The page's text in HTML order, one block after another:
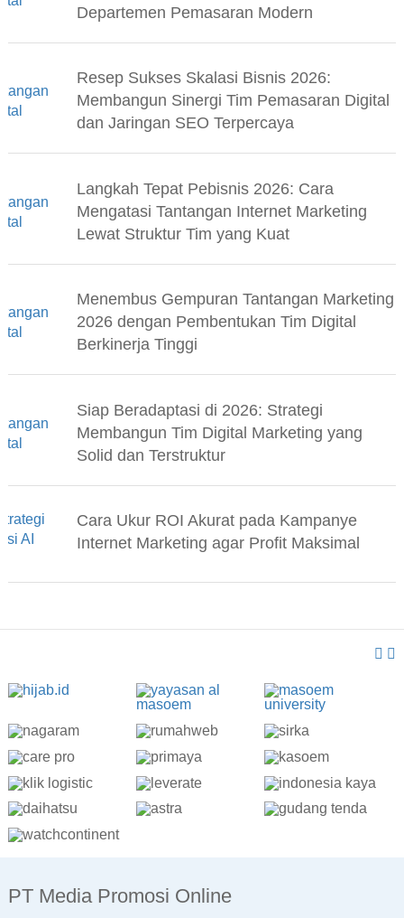
Departemen Pemasaran Modern
Resep Sukses Skalasi Bisnis 2026:
Membangun Sinergi Tim Pemasaran Digital
dan Jaringan SEO Terpercaya
Langkah Tepat Pebisnis 2026: Cara
Mengatasi Tantangan Internet Marketing
Lewat Struktur Tim yang Kuat
Menembus Gempuran Tantangan Marketing
2026 dengan Pembentukan Tim Digital
Berkinerja Tinggi
Siap Beradaptasi di 2026: Strategi
Membangun Tim Digital Marketing yang
Solid dan Terstruktur
Cara Ukur ROI Akurat pada Kampanye
Internet Marketing agar Profit Maksimal
PT Media Promosi Online